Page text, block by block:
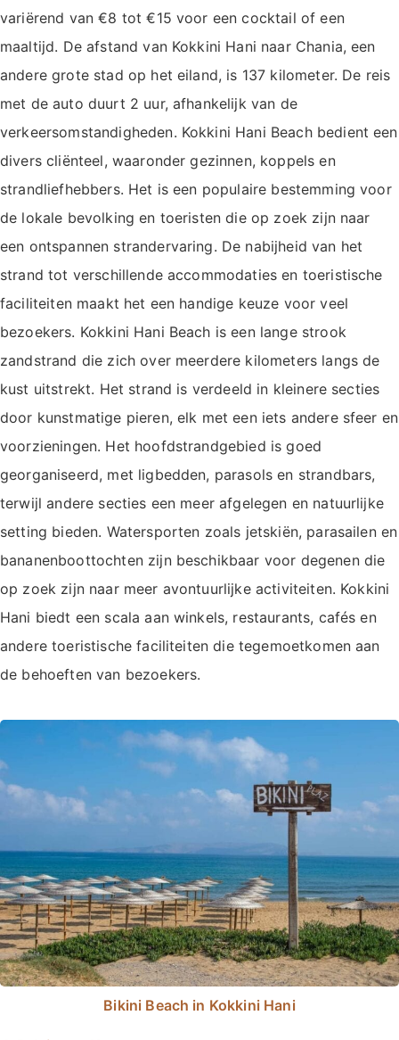
variërend van €8 tot €15 voor een cocktail of een
maaltijd. De afstand van Kokkini Hani naar Chania, een
andere grote stad op het eiland, is 137 kilometer. De reis
met de auto duurt 2 uur, afhankelijk van de
verkeersomstandigheden. Kokkini Hani Beach bedient een
divers cliënteel, waaronder gezinnen, koppels en
strandliefhebbers. Het is een populaire bestemming voor
de lokale bevolking en toeristen die op zoek zijn naar
een ontspannen strandervaring. De nabijheid van het
strand tot verschillende accommodaties en toeristische
faciliteiten maakt het een handige keuze voor veel
bezoekers. Kokkini Hani Beach is een lange strook
zandstrand die zich over meerdere kilometers langs de
kust uitstrekt. Het strand is verdeeld in kleinere secties
door kunstmatige pieren, elk met een iets andere sfeer en
voorzieningen. Het hoofdstrandgebied is goed
georganiseerd, met ligbedden, parasols en strandbars,
terwijl andere secties een meer afgelegen en natuurlijke
setting bieden. Watersporten zoals jetskiën, parasailen en
bananenboottochten zijn beschikbaar voor degenen die
op zoek zijn naar meer avontuurlijke activiteiten. Kokkini
Hani biedt een scala aan winkels, restaurants, cafés en
andere toeristische faciliteiten die tegemoetkomen aan
de behoeften van bezoekers.
Bikini Beach in Kokkini Hani